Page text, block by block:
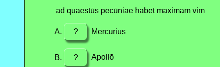
ad quaestūs pecūniae habet maximam vim
? Mercurius
? Apollō